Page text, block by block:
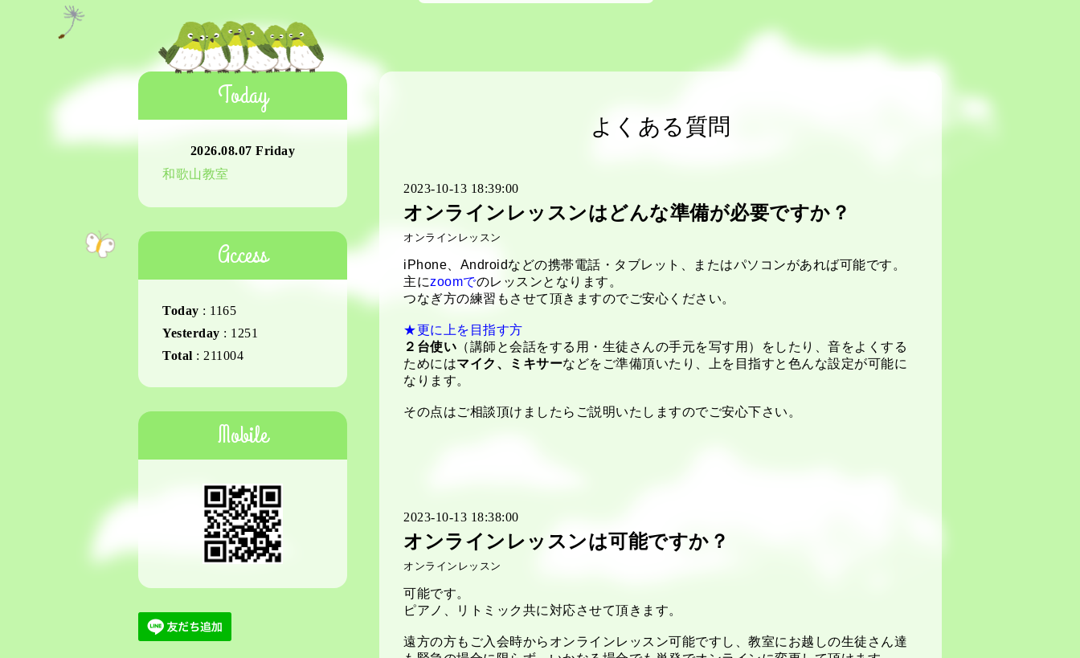
よくある質問
2023-10-13 18:39:00
オンラインレッスンはどんな準備が必要ですか？
オンラインレッスン
iPhone、Androidなどの携帯電話・タブレット、またはパソコンがあれば可能です。
主にzoomでのレッスンとなります。
つなぎ方の練習もさせて頂きますのでご安心ください。
★更に上を目指す方
２台使い （講師と会話をする用・生徒さんの手元を写す用）をしたり、音をよくする
ためにはマイク、ミキサーなどをご準備頂いたり、上を目指すと色んな設定が可能に
なります。
その点はご相談頂けましたらご説明いたしますのでご安心下さい。
2023-10-13 18:38:00
オンラインレッスンは可能ですか？
オンラインレッスン
可能です。
ピアノ、リトミック共に対応させて頂きます。
遠方の方もご入会時からオンラインレッスン可能ですし、教室にお越しの生徒さん達
Today
2026.08.07 Friday
和歌山教室
Access
Today : 1165
Yesterday : 1251
Total : 211004
Mobile